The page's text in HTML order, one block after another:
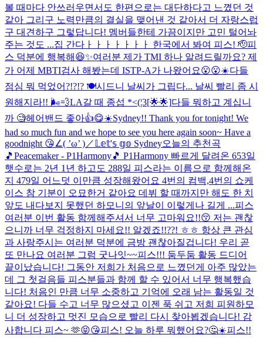
볼 때마다 안쓰러우면서도 한편으로는 대단하다고 느꼈던 것
같아 그리구 노력만큼의 결실을 맺어낸 것 같아서 더 자랑스럽
구 대견하구 그렇답니다! 멤버들한테 가끔이지만 고민 털어놔
주는 것도 ...집 간다ㅏㅏㅏㅏㅏㅏㅏ 한국에서 봐여 피스! 🫡피
스 덕분에 행복해😆✨여러분 제가 TMI 하나 알려드릴까요? 제
가 어제 MBTI검사 해봤는데 ISTP-A가 나왔어요😮😮☀️다들
점심 뭐 먹었어?!?!? 🍽시드니 날씨가 그립다... 날씨 빨리 좀 시
원해지라!! 🌬💨LA갈 때 종섭 *<(¦3[🌟🌟]다들 뭐하고 계십니
까 🧐헤어밴드 좋아👍😋☀️Sydney!! Thank you for tonight! We
had so much fun and we hope to see you here again soon~ Have a
goodnight 😘∠( ’ω’ )／𝕃𝕖𝕥'𝕤 𝕘𝕠 Sydney오늘의 추천곡
🎵Peacemaker - P1Harmony🎵 P1Harmony 빠르게 달려온 653일
햇수로는 2년 1년 하고도 288일 피스라는 이름으로 함께해온
지 479일 어느덧 이만큼 성장해왔어요 4번의 컴백,4번의 쇼케
이스 참 기분이 오묘한거 같아요 데뷔 할 때까지만 해도 한 치
앞도 내다보지 못했던 하모니의 앞날이 이렇게나 길게 ...피스
여러분 이번 활동 함께해주셔서 너무 고마워요!!😚 저는 괜찮
으니까 너무 걱정하지 마세요!! 알겠죠!!??! ㅎㅎ 항상 큰 관심
과 사랑주시는 여러분 덕분에 금방 괜찮아질겁니다! 우리 곧
또 만나요 여러분 그럼 굿나잇~~피스!!! 둠두둠 활동 드디어
끝이났습니다! 그동안 저희가 처음으로 느꼈던게 아주 많았는
데 그 첫걸음들 피스분들과 함께 할 수 있어서 너무 행복했습
니다! 처음인 만큼 너무 소중하고 기억에 오래 남는 활동일 것
같아요! 다들 수고 너무 많으셨고 이젠 푹 쉬고 저희 피원하모
니 더 성장하고 멋진 모습으로 빨리 다시 찾아뵙겠습니다! 감
사합니다 피스~ 🫶😝😘피스! 오늘 하루 뭐했어요?🤔☀️피스!!